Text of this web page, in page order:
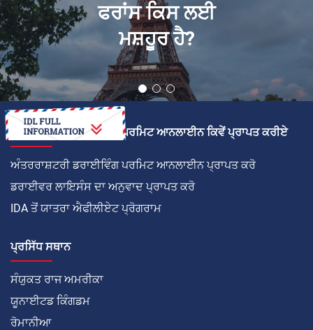
ਫਰਾਂਸ ਕਿਸ ਲਈ
ਮਸ਼ਹੂਰ ਹੈ?
ਅੰਤਰਰਾਸ਼ਟਰੀ ਡਰਾਈਵਿੰਗ ਪਰਮਿਟ ਆਨਲਾਈਨ ਕਿਵੇਂ ਪ੍ਰਾਪਤ ਕਰੀਏ
ਅੰਤਰਰਾਸ਼ਟਰੀ ਡਰਾਈਵਿੰਗ ਪਰਮਿਟ ਆਨਲਾਈਨ ਪ੍ਰਾਪਤ ਕਰੋ
ਡਰਾਈਵਰ ਲਾਇਸੰਸ ਦਾ ਅਨੁਵਾਦ ਪ੍ਰਾਪਤ ਕਰੋ
IDA ਤੋਂ ਯਾਤਰਾ ਐਫੀਲੀਏਟ ਪ੍ਰੋਗਰਾਮ
ਪ੍ਰਸਿੱਧ ਸਥਾਨ
ਸੰਯੁਕਤ ਰਾਜ ਅਮਰੀਕਾ
ਯੂਨਾਈਟਡ ਕਿੰਗਡਮ
ਰੋਮਾਨੀਆ